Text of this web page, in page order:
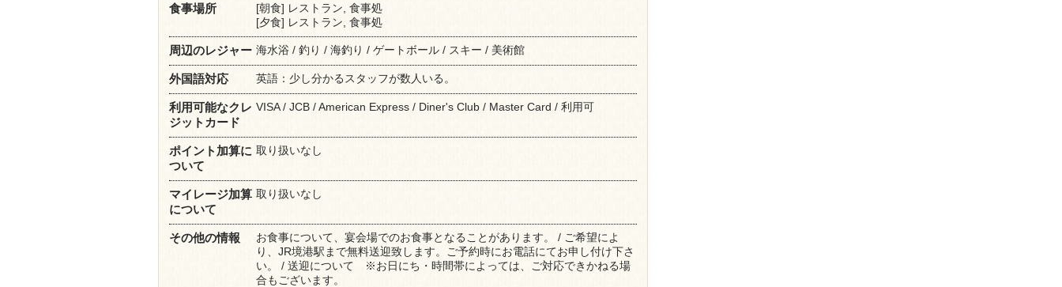
食事場所
[朝食] レストラン, 食事処
[夕食] レストラン, 食事処
周辺のレジャー 海水浴 / 釣り / 海釣り / ゲートボール / スキー / 美術館
外国語対応 英語：少し分かるスタッフが数人いる。
利用可能なクレ
ジットカード
VISA / JCB / American Express / Diner's Club / Master Card / 利用可
ポイント加算に
ついて
取り扱いなし
マイレージ加算
について
取り扱いなし
その他の情報
お食事について、宴会場でのお食事となることがあります。 / ご希望によ
り、JR境港駅まで無料送迎致します。ご予約時にお電話にてお申し付け下さ
い。 / 送迎について ※お日にち・時間帯によっては、ご対応できかねる場
合もございます。